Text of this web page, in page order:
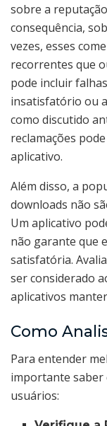
sobre a
consequência,
vezes, esses
recorrentes que
pode incluir
insatisfatório ou
como discutido
reclamações
aplicativo.
Além disso, a
downloads não
Um aplicativo
não garante que
satisfatória.
ser considerado
aplicativos
Como
Para entender
importante saber
usuários: